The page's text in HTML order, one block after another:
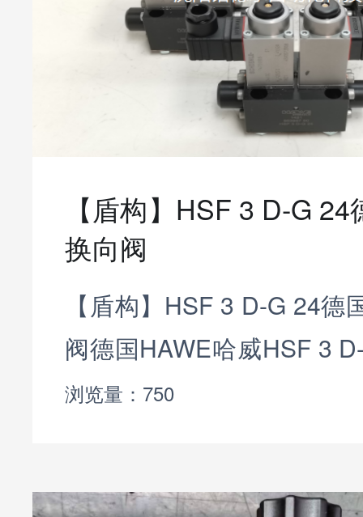
【盾构】HSF 3 D-G
换向阀
【盾构】HSF 3 D-G 24德
阀德国HAWE哈威HSF 3
式安装的电液先导式换向
浏览量：750